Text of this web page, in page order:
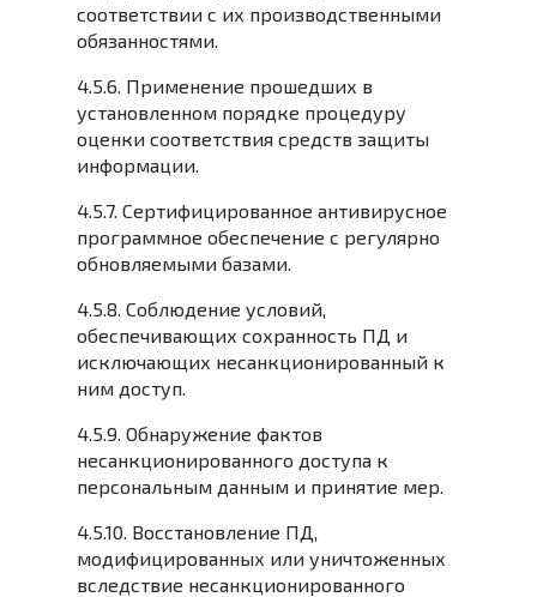
соответствии с их производственными
обязанностями.
4.5.6. Применение прошедших в
установленном порядке процедуру
оценки соответствия средств защиты
информации.
4.5.7. Сертифицированное антивирусное
программное обеспечение с регулярно
обновляемыми базами.
4.5.8. Соблюдение условий,
обеспечивающих сохранность ПД и
исключающих несанкционированный к
ним доступ.
4.5.9. Обнаружение фактов
несанкционированного доступа к
персональным данным и принятие мер.
4.5.10. Восстановление ПД,
модифицированных или уничтоженных
вследствие несанкционированного